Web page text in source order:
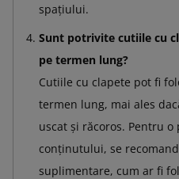
spațiului.
Sunt potrivite cutiile cu
pe termen lung?
Cutiile cu clapete pot fi
termen lung, mai ales
uscat și răcoros. Pentru
conținutului, se
suplimentare, cum ar fi